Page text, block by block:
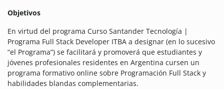
Objetivos
En virtud del programa Curso Santander Tecnología |
Programa Full Stack Developer ITBA a designar (en lo sucesivo
“el Programa”) se facilitará y promoverá que estudiantes y
jóvenes profesionales residentes en Argentina cursen un
programa formativo online sobre Programación Full Stack y
habilidades blandas complementarias.